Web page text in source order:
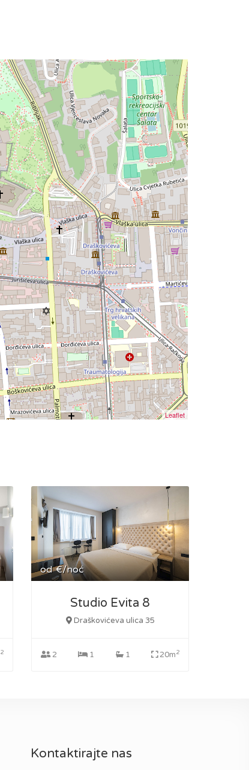
Leaflet
2
od €/noć
Studio Evita 8
Draškovićeva ulica 35
2 1 1 20m2
Kontaktirajte nas